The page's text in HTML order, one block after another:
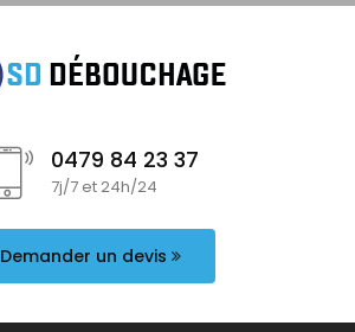
0479 84 23 37
7j/7 et 24h/24
Demander un devis